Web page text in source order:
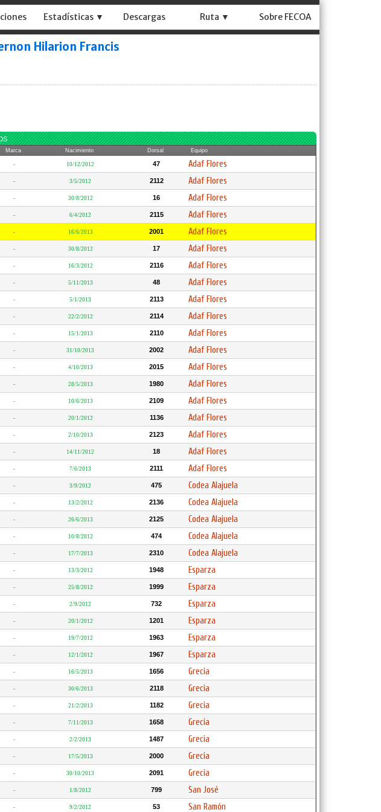
Estadísticas ▼ Descargas Ruta ▼ Sobre FECOA
Hilarion Francis
Marca Nacimiento Dorsal Equipo
- 10/12/2012 47 Adaf Flores
- 3/5/2012 2112 Adaf Flores
- 30/8/2012 16 Adaf Flores
- 6/4/2012 2115 Adaf Flores
- 16/6/2013 2001 Adaf Flores
- 30/8/2012 17 Adaf Flores
- 16/3/2012 2116 Adaf Flores
- 5/11/2013 48 Adaf Flores
- 5/1/2013 2113 Adaf Flores
- 22/2/2012 2114 Adaf Flores
- 15/1/2013 2110 Adaf Flores
- 31/10/2013 2002 Adaf Flores
- 4/10/2013 2015 Adaf Flores
- 28/5/2013 1980 Adaf Flores
- 10/6/2013 2109 Adaf Flores
- 20/1/2012 1136 Adaf Flores
- 2/10/2013 2123 Adaf Flores
- 14/11/2012 18 Adaf Flores
- 7/6/2013 2111 Adaf Flores
- 3/9/2012 475 Codea Alajuela
- 13/2/2012 2136 Codea Alajuela
- 26/6/2013 2125 Codea Alajuela
- 10/8/2012 474 Codea Alajuela
- 17/7/2013 2310 Codea Alajuela
- 13/3/2012 1948 Esparza
- 25/8/2012 1999 Esparza
- 2/9/2012 732 Esparza
- 20/1/2012 1201 Esparza
- 19/7/2012 1963 Esparza
- 12/1/2012 1967 Esparza
- 16/5/2013 1656 Grecia
- 30/6/2013 2118 Grecia
- 21/2/2013 1182 Grecia
- 7/11/2013 1658 Grecia
- 2/2/2013 1487 Grecia
- 17/5/2013 2000 Grecia
- 30/10/2013 2091 Grecia
- 1/8/2012 799 San José
- 9/2/2012 53 San Ramón